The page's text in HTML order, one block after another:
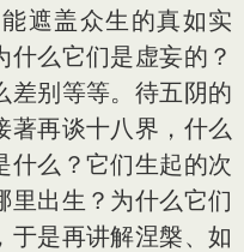
遮盖众生的真如实
么它们是虚妄的？
差别等等。待五阴的
著再谈十八界，什么
什么？它们生起的次
里出生？为什么它们
于是再讲解涅槃、如